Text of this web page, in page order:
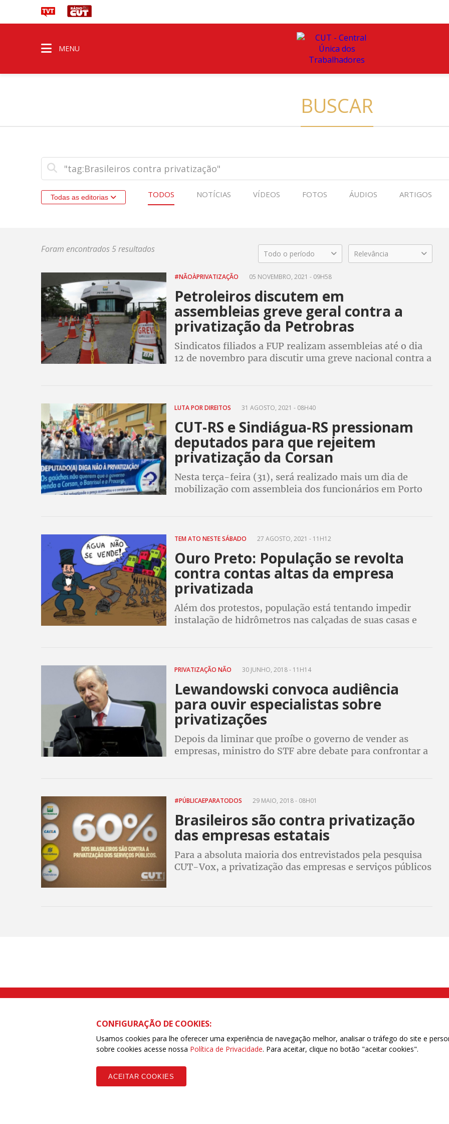
MENU
BUSCAR
Todas as editorias TODOS NOTÍCIAS VÍDEOS FOTOS ÁUDIOS ARTIGOS
Foram encontrados 5 resultados Todo o período Relevância
#NÃOÀPRIVATIZAÇÃO 05 NOVEMBRO, 2021 - 09H58
Petroleiros discutem em
assembleias greve geral contra a
privatização da Petrobras
Sindicatos filiados a FUP realizam assembleias até o dia
12 de novembro para discutir uma greve nacional contra a
LUTA POR DIREITOS 31 AGOSTO, 2021 - 08H40
CUT-RS e Sindiágua-RS pressionam
deputados para que rejeitem
privatização da Corsan
Nesta terça-feira (31), será realizado mais um dia de
mobilização com assembleia dos funcionários em Porto
TEM ATO NESTE SÁBADO 27 AGOSTO, 2021 - 11H12
Ouro Preto: População se revolta
contra contas altas da empresa
privatizada
Além dos protestos, população está tentando impedir
instalação de hidrômetros nas calçadas de suas casas e
PRIVATIZAÇÃO NÃO 30 JUNHO, 2018 - 11H14
Lewandowski convoca audiência
para ouvir especialistas sobre
privatizações
Depois da liminar que proíbe o governo de vender as
empresas, ministro do STF abre debate para confrontar a
#PÚBLICAEPARATODOS 29 MAIO, 2018 - 08H01
Brasileiros são contra privatização
das empresas estatais
Para a absoluta maioria dos entrevistados pela pesquisa
CUT-Vox, a privatização das empresas e serviços públicos
Rua Caetano Pinto nº 575 CEP 03041-000 Brás, São Paulo/SP | Telefone (11) 2108 9200 - Fax (11) 2108 9310
Copyleft CUT Central Única dos Trabalhadores 3.960 - Entidades Filiadas | 7.933.029 - Trabalhadores(as) Associados | 25.831.443 - Trabalhadores(as) na
CONFIGURAÇÃO DE COOKIES:
Usamos cookies para lhe oferecer uma experiência de navegação melhor, analisar o tráfego do site e
sobre cookies acesse nossa Política de Privacidade. Para aceitar, clique no botão "aceitar cookies".
ACEITAR COOKIES